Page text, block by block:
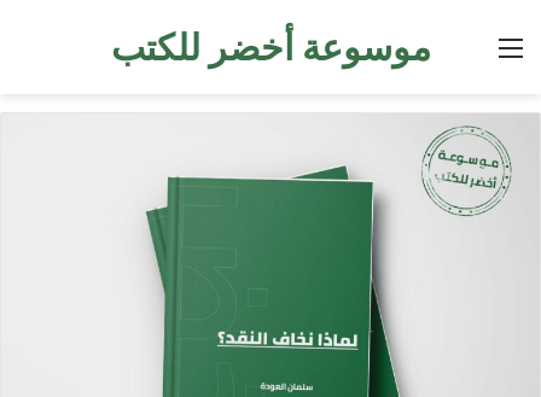
موسوعة أخضر للكتب القائمة